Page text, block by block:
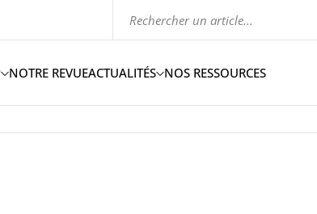
NOTRE REVUEACTUALITÉS NOS RESSOURCES